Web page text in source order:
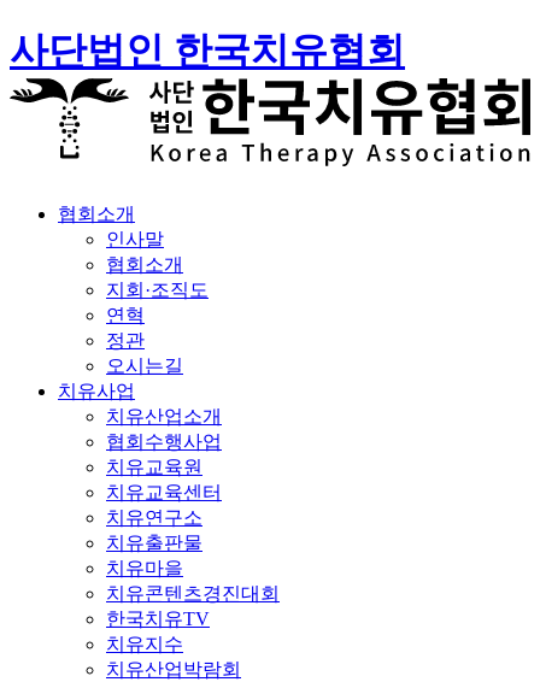
사단법인 한국치유협회
협회소개
인사말
협회소개
지회·조직도
연혁
정관
오시는길
치유사업
치유산업소개
협회수행사업
치유교육원
치유교육센터
치유연구소
치유출판물
치유마을
치유콘텐츠경진대회
한국치유TV
치유지수
치유산업박람회